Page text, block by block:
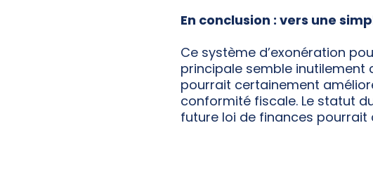
En conclusion : vers une
Ce système d’exonération
principale semble inutilement
pourrait certainement
conformité fiscale. Le statut
future loi de finances pourrait